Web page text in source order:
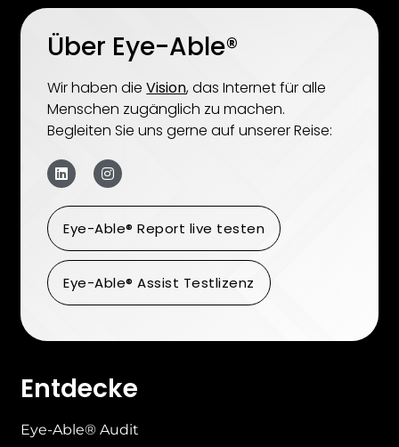
Über Eye-Able®
Wir haben dieVision, das Internet für alle
Menschen zugänglich zu machen.
Begleiten Sie uns gerne auf unserer Reise:
Eye-Able® Report live testen
Eye-Able® Assist Testlizenz
Entdecke
Eye-Able® Audit